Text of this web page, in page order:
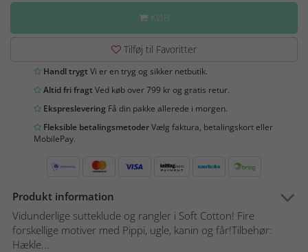
KØB
Tilføj til Favoritter
Handl trygtVi er en tryg og sikker netbutik.
Altid fri fragtVed køb over 799 kr og gratis retur.
Ekspreslevering Få din pakke allerede i morgen.
Fleksible betalingsmetoderVælg faktura, betalingskort eller
MobilePay.
Produkt information
Vidunderlige sutteklude og rangler i Soft Cotton! Fire
forskellige motiver med Pippi, ugle, kanin og får!Tilbehør:
Hækle...